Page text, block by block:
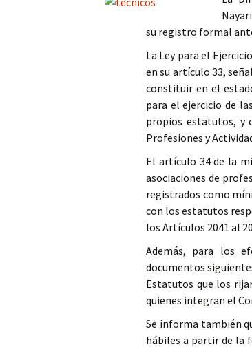
Opinión
su registro formal
La Ley para el
en su artículo 33,
constituir en el
para el ejercicio de
propios estatutos, y
Profesiones y
El artículo 34 de la
asociaciones de
registrados como
con los estatutos
los Artículos 2041 al
Además, para los
documentos
Estatutos que los
quienes integran el
Se informa también
hábiles a partir de la